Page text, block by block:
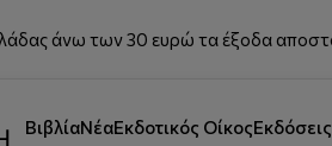
άνω των 30 ευρώ τα έξοδα
ΒιβλίαΝέαΕκδοτικός Οίκος